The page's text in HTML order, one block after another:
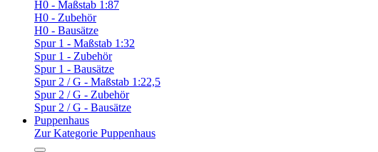
H0 - Maßstab 1:87
H0 - Zubehör
H0 - Bausätze
Spur 1 - Maßstab 1:32
Spur 1 - Zubehör
Spur 1 - Bausätze
Spur 2 / G - Maßstab 1:22,5
Spur 2 / G - Zubehör
Spur 2 / G - Bausätze
Puppenhaus
Zur Kategorie Puppenhaus